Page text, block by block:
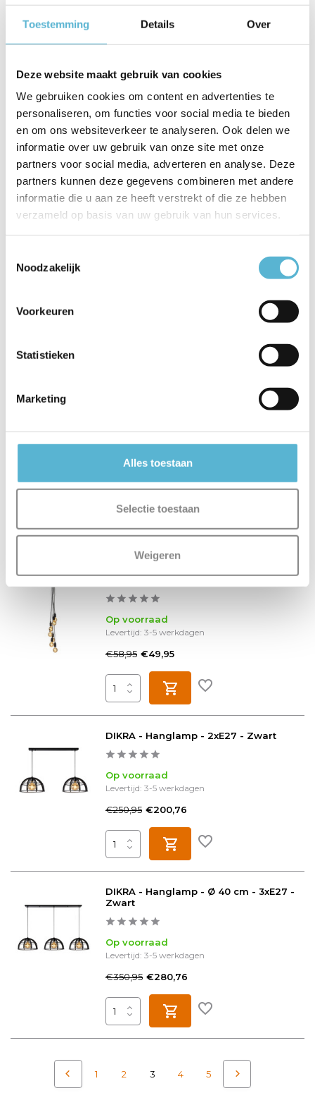
Toestemming Details Over
Deze website maakt gebruik van cookies
We gebruiken cookies om content en advertenties te
personaliseren, om functies voor social media te bieden
en om ons websiteverkeer te analyseren. Ook delen we
informatie over uw gebruik van onze site met onze
partners voor social media, adverteren en analyse. Deze
partners kunnen deze gegevens combineren met andere
informatie die u aan ze heeft verstrekt of die ze hebben
verzameld op basis van uw gebruik van hun services.
Noodzakelijk
Voorkeuren
Statistieken
Marketing
Alles toestaan
Selectie toestaan
Weigeren
€15,95 €14,36
Op voorraad
Op werkdagen voor 17.00 uur besteld, morgen
in huis
ORLANDO - Hanglamp - Ø 32 cm -
Op voorraad
FIX - Hanglamp - 7xE27 - Zwart
Op voorraad
Levertijd: 3-5 werkdagen
€58,95 €49,95
DIKRA - Hanglamp - 2xE27 - Zwart
Op voorraad
Levertijd: 3-5 werkdagen
€250,95 €200,76
DIKRA - Hanglamp - Ø 40 cm - 3xE27 -
Zwart
Op voorraad
Levertijd: 3-5 werkdagen
€350,95 €280,76
1 2 3 4 5